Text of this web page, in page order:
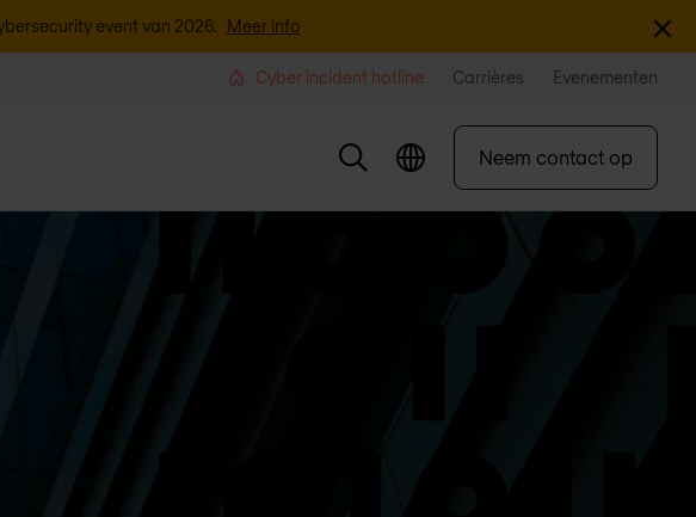
event van 2026. Meer info
Cyber incident hotline Carrières Evenementen
Neem contact op